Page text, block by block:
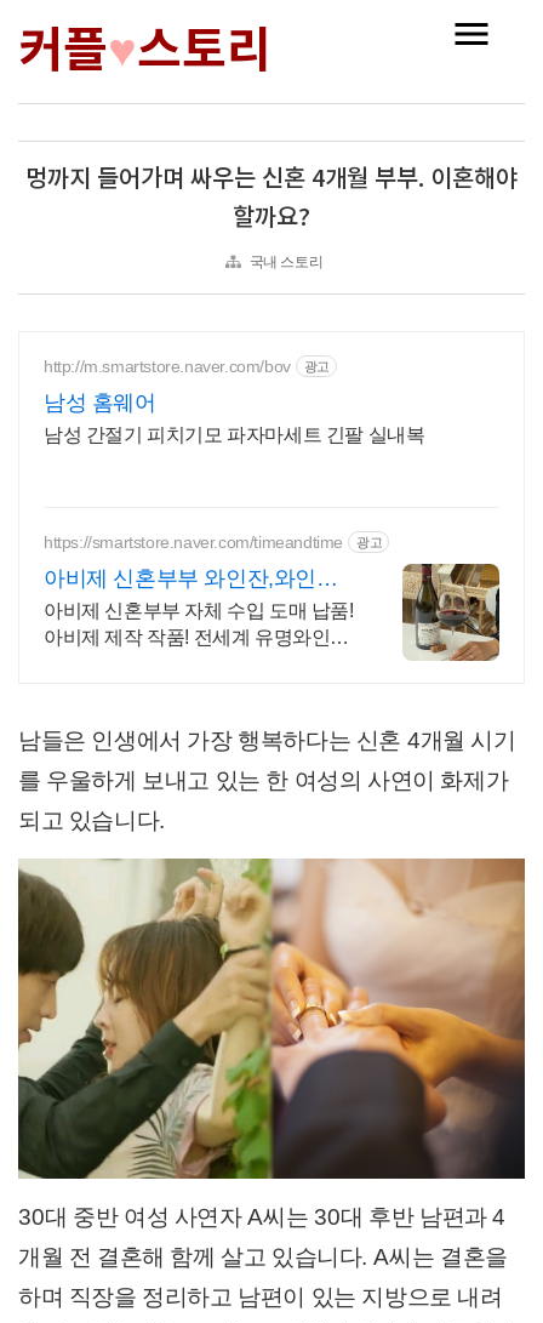
커플♥스토리
멍까지 들어가며 싸우는 신혼 4개월 부부. 이혼해야
할까요?
국내 스토리
http://m.smartstore.naver.com/bov 광고
남성 홈웨어
남성 간절기 피치기모 파자마세트 긴팔 실내복
https://smartstore.naver.com/timeandtime 광고
아비제 신혼부부 와인잔,와인잔
클리너
아비제 신혼부부 자체 수입 도매 납품!
아비제 제작 작품! 전세계 유명와인샵
남들은 인생에서 가장 행복하다는 신혼 4개월 시기
를 우울하게 보내고 있는 한 여성의 사연이 화제가
되고 있습니다.
30대 중반 여성 사연자A씨는30대 후반 남편과4
개월 전 결혼해 함께 살고 있습니다. A씨는 결혼을
하며 직장을 정리하고 남편이 있는 지방으로 내려